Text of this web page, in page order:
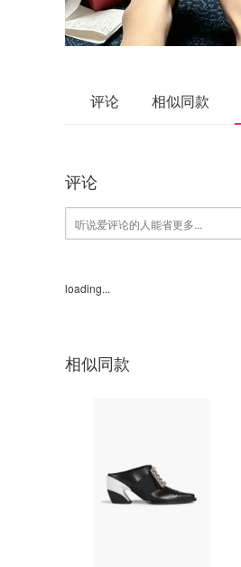
评论 相似同款
评论
loading...
相似同款